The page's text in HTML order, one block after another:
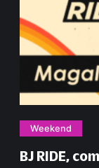
Weekend
BJ RIDE,